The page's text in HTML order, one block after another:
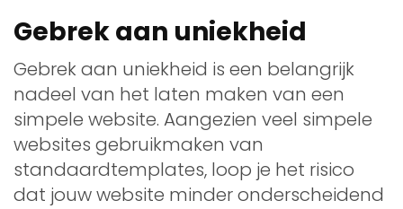
Gebrek aan uniekheid
Gebrek aan uniekheid is een belangrijk
nadeel van het laten maken van een
simpele website. Aangezien veel simpele
websites gebruikmaken van
standaardtemplates, loop je het risico
dat jouw website minder onderscheidend